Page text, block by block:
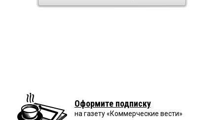
Оформите подписку
на газету «Коммерческие вести»